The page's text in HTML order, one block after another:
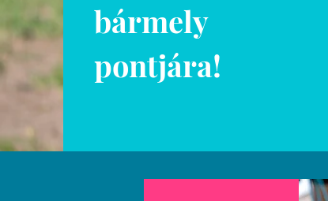
bármely
pontjára!